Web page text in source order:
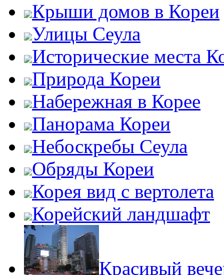
Крыши домов в Кореи
Улицы Сеула
Исторические места
Природа Кореи
Набережная в Корее
Панорама Кореи
Небоскребы Сеула
Обряды Кореи
Корея вид с вертолета
Корейский ландшафт
Красивый